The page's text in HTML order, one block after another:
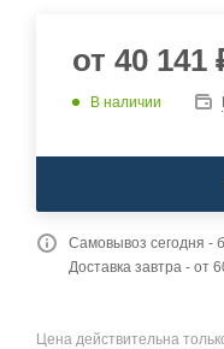
от 40 141
В наличии
Самовывоз сегодня -
Доставка завтра - от
Цена действительна